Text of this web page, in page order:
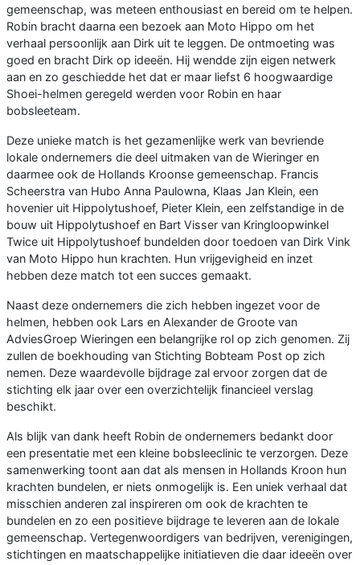
gemeenschap, was meteen enthousiast en bereid om te helpen.
Robin bracht daarna een bezoek aan Moto Hippo om het
verhaal persoonlijk aan Dirk uit te leggen. De ontmoeting was
goed en bracht Dirk op ideeën. Hij wendde zijn eigen netwerk
aan en zo geschiedde het dat er maar liefst 6 hoogwaardige
Shoei-helmen geregeld werden voor Robin en haar
bobsleeteam.
Deze unieke match is het gezamenlijke werk van bevriende
lokale ondernemers die deel uitmaken van de Wieringer en
daarmee ook de Hollands Kroonse gemeenschap. Francis
Scheerstra van Hubo Anna Paulowna, Klaas Jan Klein, een
hovenier uit Hippolytushoef, Pieter Klein, een zelfstandige in de
bouw uit Hippolytushoef en Bart Visser van Kringloopwinkel
Twice uit Hippolytushoef bundelden door toedoen van Dirk Vink
van Moto Hippo hun krachten. Hun vrijgevigheid en inzet
hebben deze match tot een succes gemaakt.
Naast deze ondernemers die zich hebben ingezet voor de
helmen, hebben ook Lars en Alexander de Groote van
AdviesGroep Wieringen een belangrijke rol op zich genomen. Zij
zullen de boekhouding van Stichting Bobteam Post op zich
nemen. Deze waardevolle bijdrage zal ervoor zorgen dat de
stichting elk jaar over een overzichtelijk financieel verslag
beschikt.
Als blijk van dank heeft Robin de ondernemers bedankt door
een presentatie met een kleine bobsleeclinic te verzorgen. Deze
samenwerking toont aan dat als mensen in Hollands Kroon hun
krachten bundelen, er niets onmogelijk is. Een uniek verhaal dat
misschien anderen zal inspireren om ook de krachten te
bundelen en zo een positieve bijdrage te leveren aan de lokale
gemeenschap. Vertegenwoordigers van bedrijven, verenigingen,
stichtingen en maatschappelijke initiatieven die daar ideeën over